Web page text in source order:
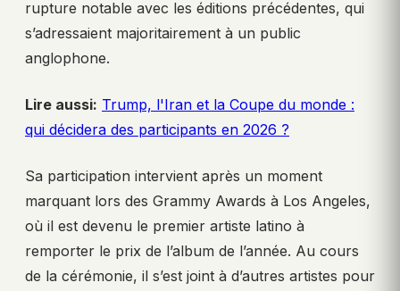
rupture notable avec les éditions précédentes, qui
s’adressaient majoritairement à un public
anglophone.
Lire aussi: Trump, l'Iran et la Coupe du monde :
qui décidera des participants en 2026 ?
Sa participation intervient après un moment
marquant lors des Grammy Awards à Los Angeles,
où il est devenu le premier artiste latino à
remporter le prix de l’album de l’année. Au cours
de la cérémonie, il s’est joint à d’autres artistes pour